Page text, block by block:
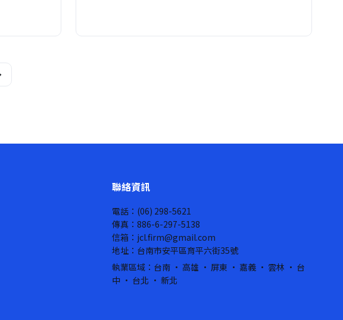
聯絡資訊
電話：(06) 298-5621
傳真：886-6-297-5138
信箱：jcl.firm@gmail.com
地址：台南市安平區育平六街35號
執業區域：台南 · 高雄 · 屏東 · 嘉義 · 雲林 · 台
中 · 台北 · 新北